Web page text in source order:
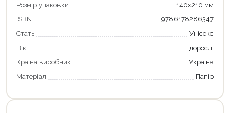
Розмір упаковки
140х210 мм
ISBN
9786178286347
Стать
Унісекс
Вік
дорослі
Країна виробник
Україна
Матеріал
Папір